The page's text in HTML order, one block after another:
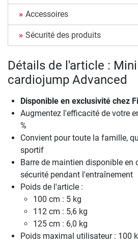
Accessoires
Sécurité des produits
Détails de l'article :
cardiojump Advanced
Disponible en exclusivité chez
Augmentez l'efficacité de votre
%
Convient pour toute la famille,
sportif
Barre de maintien disponible en
sécurité pendant l'entraînement
Poids de l'article :
100 cm : 5 kg
112 cm : 5,6 kg
125 cm : 6,0 kg
Poids maximal utilisateur : 100